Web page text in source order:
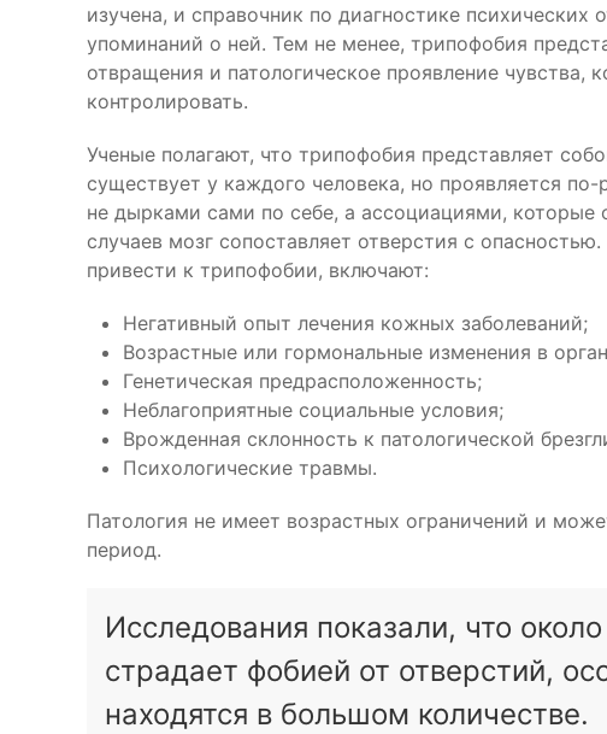
изучена, и справочник по диагностике психических
упоминаний о ней. Тем не менее, трипофобия
отвращения и патологическое проявление чувства,
контролировать.
Ученые полагают, что трипофобия представляет
существует у каждого человека, но проявляется
не дырками сами по себе, а ассоциациями, которые
случаев мозг сопоставляет отверстия с
привести к трипофобии, включают:
Негативный опыт лечения кожных заболеваний;
Возрастные или гормональные изменения в
Генетическая предрасположенность;
Неблагоприятные социальные условия;
Врожденная склонность к патологической
Психологические травмы.
Патология не имеет возрастных ограничений и
период.
Исследования показали, что
страдает фобией от отверстий,
находятся в большом количестве.